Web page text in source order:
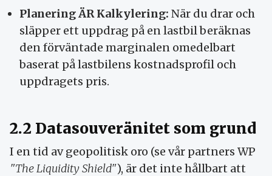
Planering ÄR Kalkylering: När du drar och
släpper ett uppdrag på en lastbil beräknas
den förväntade marginalen omedelbart
baserat på lastbilens kostnadsprofil och
uppdragets pris.
2.2 Datasouveränitet som grund
I en tid av geopolitisk oro (se vår partners WP
"The Liquidity Shield"), är det inte hållbart att